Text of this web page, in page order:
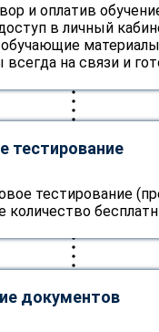
и оплатив
в личный
на связи и
тестирование
тестирование
количество
документов